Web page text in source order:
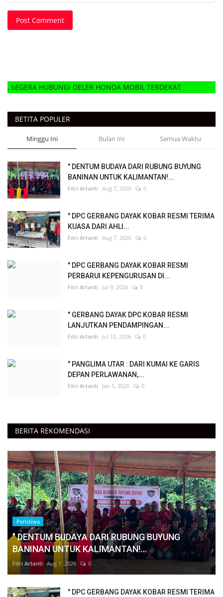
Post Comment
DELER HONDA MOBIL TERDEKAT
BETITA POPULER
Minggu Ini Bulan Ini Semua Waktu
" DENTUM BUDAYA DARI RUBUNG BUYUNG
BANINAN UNTUK KALIMANTAN!...
Fitri Artanti Aug 7, 2026 0
" DPC GERBANG DAYAK KOBAR RESMI TERIMA
KUASA DARI AHLI...
Fitri Artanti Aug 7, 2026 0
" DPC GERBANG DAYAK KOBAR RESMI
PERBARUI KEPENGURUSAN DI...
Fitri Artanti Jul 9, 2026 0
" GERBANG DAYAK DPC KOBAR RESMI
LANJUTKAN PENDAMPINGAN...
Fitri Artanti Jul 10, 2026 0
" PANGLIMA UTAR : DARI KUMAI KE GARIS
DEPAN PERLAWANAN,...
Fitri Artanti Jan 5, 2026 0
BERITA REKOMENDASI
Peristiwa
" DENTUM BUDAYA DARI RUBUNG BUYUNG
BANINAN UNTUK KALIMANTAN!...
Fitri Artanti Aug 7, 2026 0
" DPC GERBANG DAYAK KOBAR RESMI TERIMA